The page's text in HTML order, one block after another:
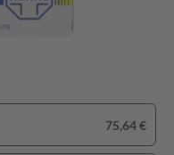
75,64 €